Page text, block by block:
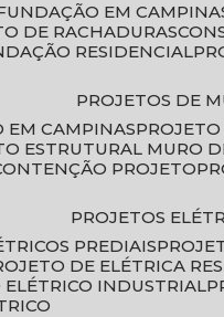
FUNDAÇÃO EM
DE RACHADURAS
RESIDENCIAL
PROJETOS DE
EM CAMPINAS
ESTRUTURAL MURO
PROJETO
PROJETOS
PREDIAIS
DE ELÉTRICA
ELÉTRICO INDUSTRIAL